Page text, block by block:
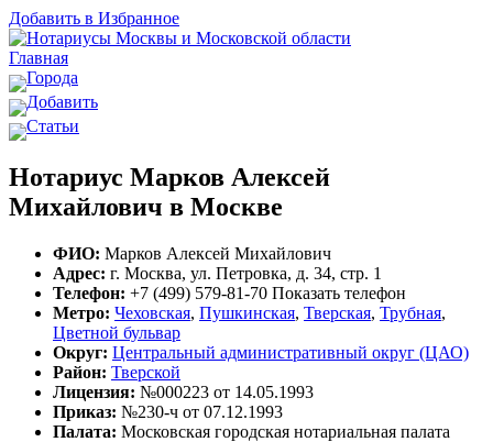
Добавить в Избранное
Главная
Города
Добавить
Статьи
Нотариус Марков Алексей
Михайлович в Москве
ФИО: Марков Алексей Михайлович
Адрес: г. Москва, ул. Петровка, д. 34, стр. 1
Телефон: +7 (499) 579-81-70 Показать телефон
Метро: Чеховская, Пушкинская, Тверская, Трубная,
Цветной бульвар
Округ: Центральный административный округ (ЦАО)
Район: Тверской
Лицензия: №000223 от 14.05.1993
Приказ: №230-ч от 07.12.1993
Палата: Московская городская нотариальная палата